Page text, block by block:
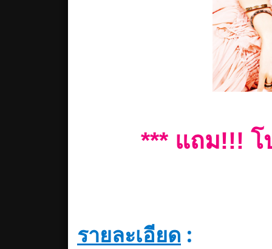
*** แถม!!! โ
รายละเอียด :